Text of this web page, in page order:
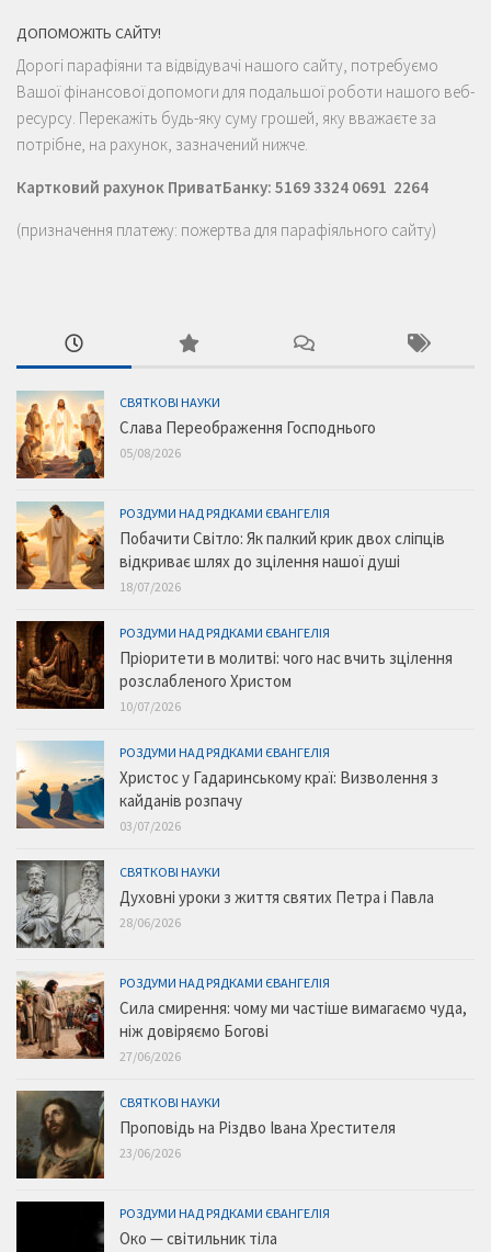
ДОПОМОЖІТЬ САЙТУ!
Дорогі парафіяни та відвідувачі нашого сайту, потребуємо
Вашої фінансової допомоги для подальшої роботи нашого веб-
ресурсу. Перекажіть будь-яку суму грошей, яку вважаєте за
потрібне, на рахунок, зазначений нижче.
Картковий рахунок ПриватБанку: 5169 3324 0691 2264
(призначення платежу: пожертва для парафіяльного сайту)
СВЯТКОВІ НАУКИ
Слава Переображення Господнього
05/08/2026
РОЗДУМИ НАД РЯДКАМИ ЄВАНГЕЛІЯ
Побачити Світло: Як палкий крик двох сліпців
відкриває шлях до зцілення нашої душі
18/07/2026
РОЗДУМИ НАД РЯДКАМИ ЄВАНГЕЛІЯ
Пріоритети в молитві: чого нас вчить зцілення
розслабленого Христом
10/07/2026
РОЗДУМИ НАД РЯДКАМИ ЄВАНГЕЛІЯ
Христос у Гадаринському краї: Визволення з
кайданів розпачу
03/07/2026
СВЯТКОВІ НАУКИ
Духовні уроки з життя святих Петра і Павла
28/06/2026
РОЗДУМИ НАД РЯДКАМИ ЄВАНГЕЛІЯ
Сила смирення: чому ми частіше вимагаємо чуда,
ніж довіряємо Богові
27/06/2026
СВЯТКОВІ НАУКИ
Проповідь на Різдво Івана Хрестителя
23/06/2026
РОЗДУМИ НАД РЯДКАМИ ЄВАНГЕЛІЯ
Око — світильник тіла